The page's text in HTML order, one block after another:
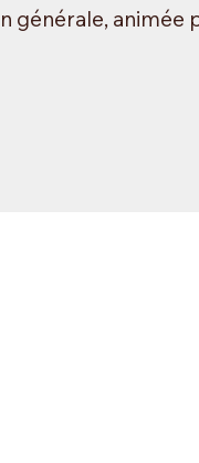
générale, animée